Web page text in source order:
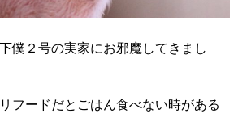
僕２号の実家にお邪魔してきまし
フードだとごはん食べない時がある